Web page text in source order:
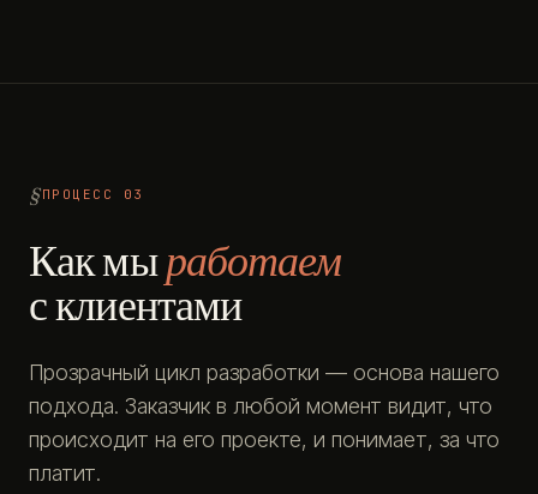
ПРОЦЕСС 03
Как мыработаем
с клиентами
Прозрачный цикл разработки — основа нашего
подхода. Заказчик в любой момент видит, что
происходит на его проекте, и понимает, за что
платит.